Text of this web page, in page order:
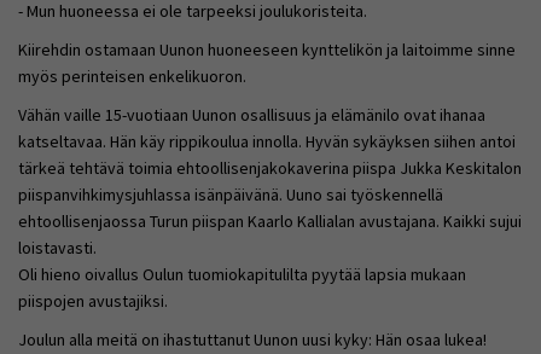
- Mun huoneessa ei ole tarpeeksi joulukoristeita.
Kiirehdin ostamaan Uunon huoneeseen kynttelikön ja laitoimme sinne
myös perinteisen enkelikuoron.
Vähän vaille 15-vuotiaan Uunon osallisuus ja elämänilo ovat ihanaa
katseltavaa. Hän käy rippikoulua innolla. Hyvän sykäyksen siihen antoi
tärkeä tehtävä toimia ehtoollisenjakokaverina piispa Jukka Keskitalon
piispanvihkimysjuhlassa isänpäivänä. Uuno sai työskennellä
ehtoollisenjaossa Turun piispan Kaarlo Kallialan avustajana. Kaikki sujui
loistavasti.
Oli hieno oivallus Oulun tuomiokapitulilta pyytää lapsia mukaan
piispojen avustajiksi.
Joulun alla meitä on ihastuttanut Uunon uusi kyky: Hän osaa lukea!